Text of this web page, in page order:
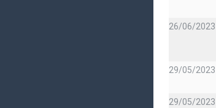
26/06/2023
29/05/2023
29/05/2023